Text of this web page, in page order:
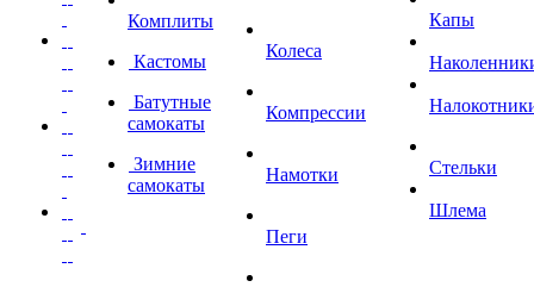
Комплиты
Кастомы
Батутные
самокаты
Зимние
самокаты
Колеса
Компрессии
Намотки
Пеги
Капы
Стельки
Шлема